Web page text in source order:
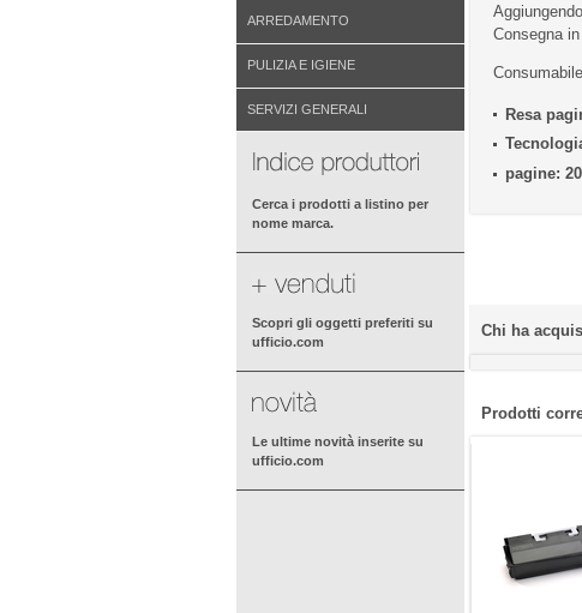
ARREDAMENTO
PULIZIA E IGIENE
SERVIZI GENERALI
Cerca i prodotti a listino per
nome marca.
Scopri gli oggetti preferiti su
ufficio.com
Le ultime novità inserite su
ufficio.com
Consegna
Resa
pagine:
Chi ha
Prodotti